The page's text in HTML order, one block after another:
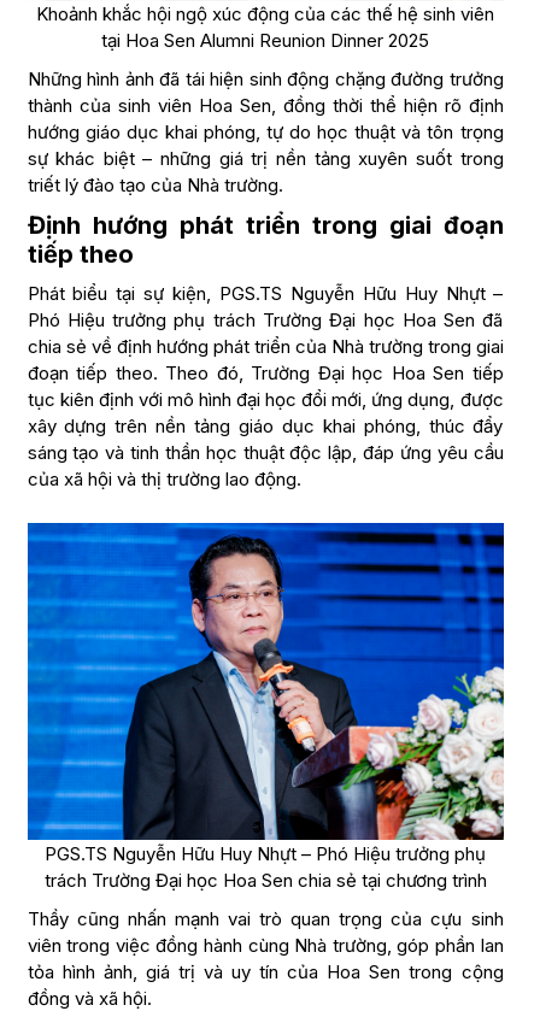
Khoảnh khắc hội ngộ xúc động của các thế hệ sinh viên
tại Hoa Sen Alumni Reunion Dinner 2025
Những hình ảnh đã tái hiện sinh động chặng đường trưởng
thành của sinh viên Hoa Sen, đồng thời thể hiện rõ định
hướng giáo dục khai phóng, tự do học thuật và tôn trọng
sự khác biệt – những giá trị nền tảng xuyên suốt trong
triết lý đào tạo của Nhà trường.
Định hướng phát triển trong giai đoạn
tiếp theo
Phát biểu tại sự kiện, PGS.TS Nguyễn Hữu Huy Nhựt –
Phó Hiệu trưởng phụ trách Trường Đại học Hoa Sen đã
chia sẻ về định hướng phát triển của Nhà trường trong giai
đoạn tiếp theo. Theo đó, Trường Đại học Hoa Sen tiếp
tục kiên định với mô hình đại học đổi mới, ứng dụng, được
xây dựng trên nền tảng giáo dục khai phóng, thúc đẩy
sáng tạo và tinh thần học thuật độc lập, đáp ứng yêu cầu
của xã hội và thị trường lao động.
PGS.TS Nguyễn Hữu Huy Nhựt – Phó Hiệu trưởng phụ
trách Trường Đại học Hoa Sen chia sẻ tại chương trình
Thầy cũng nhấn mạnh vai trò quan trọng của cựu sinh
viên trong việc đồng hành cùng Nhà trường, góp phần lan
tỏa hình ảnh, giá trị và uy tín của Hoa Sen trong cộng
đồng và xã hội.